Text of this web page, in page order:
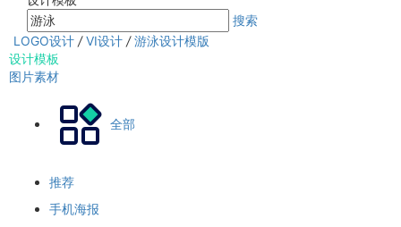
搜索
LOGO设计 / VI设计 / 游泳设计模版
设计模板
图片素材
全部
推荐
手机海报